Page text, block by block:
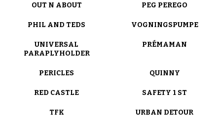
OUT N ABOUT PEG PEREGO
PHIL AND TEDS VOGNINGSPUMPE
UNIVERSAL
PARAPLYHOLDER
PRÉMAMAN
PERICLES QUINNY
RED CASTLE SAFETY 1 ST
TFK URBAN DETOUR